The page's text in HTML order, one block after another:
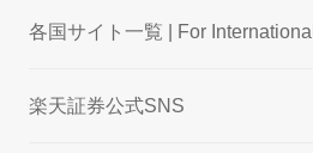
各国サイト一覧 | For International
楽天証券公式SNS